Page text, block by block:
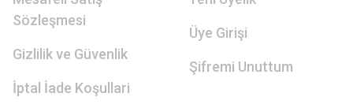
Sözleşmesi
Gizlilik ve Güvenlik
İptal İade Koşullari
Üye Girişi
Şifremi Unuttum